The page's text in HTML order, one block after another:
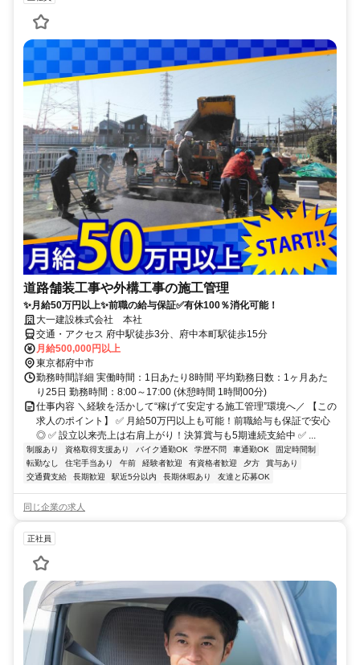
道路舗装工事や外構工事の施工管理
✨月給50万円以上✨前職の給与保証✅有休100％消化可能！
大一建設株式会社 本社
交通・アクセス 府中駅徒歩3分、府中本町駅徒歩15分
月給500,000円以上
東京都府中市
勤務時間詳細 実働時間：1日あたり8時間 平均勤務日数：1ヶ月あた
り25日 勤務時間：8:00～17:00 (休憩時間 1時間00分)
仕事内容 ＼経験を活かして“稼げて安定する施工管理”環境へ／ 【この
求人のポイント】 ✅ 月給50万円以上も可能！前職給与も保証で安心
◎ ✅ 設立以来売上は右肩上がり！決算賞与も5期連続支給中 ✅ ...
制服あり 資格取得支援あり バイク通勤OK 学歴不問 車通勤OK
固定時間制
転勤なし
住宅手当あり 午前 経験者歓迎 有資格者歓迎 夕方
賞与あり
交通費支給
長期歓迎 駅近5分以内 長期休暇あり 友達と応募OK
同じ企業の求人
正社員